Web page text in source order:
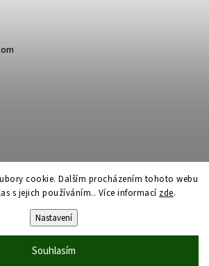
cookie. Dalším procházením tohoto webu
s jejich používáním.. Více informací zde.
Nastavení
Souhlasím
Professor Onyx. Všechna práva vyhrazena.